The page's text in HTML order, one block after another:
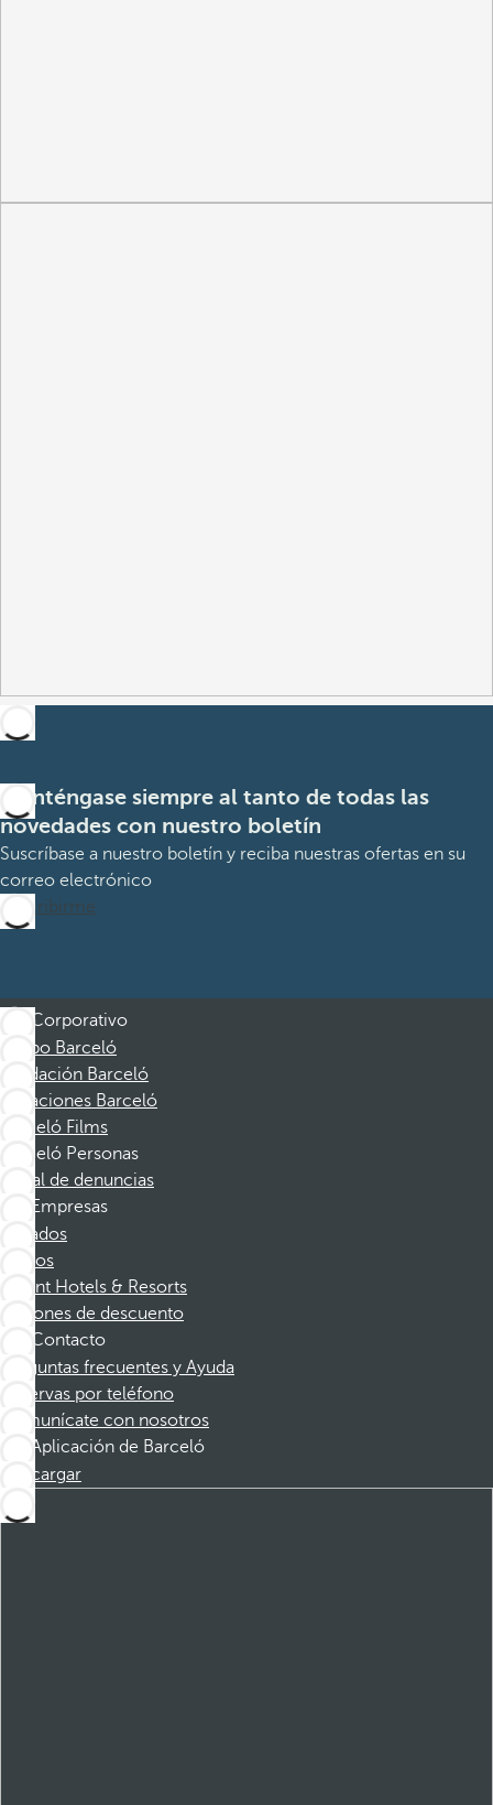
Manténgase siempre al tanto de todas las
novedades con nuestro boletín
Suscríbase a nuestro boletín y reciba nuestras ofertas en su
correo electrónico
Suscribirme
Corporativo
Grupo Barceló
Fundación Barceló
Vacaciones Barceló
Barceló Films
Barceló Personas
Canal de denuncias
Empresas
Afiliados
Socios
Dorint Hotels & Resorts
Cupones de descuento
Contacto
Preguntas frecuentes y Ayuda
Reservas por teléfono
Comunícate con nosotros
Aplicación de Barceló
Descargar